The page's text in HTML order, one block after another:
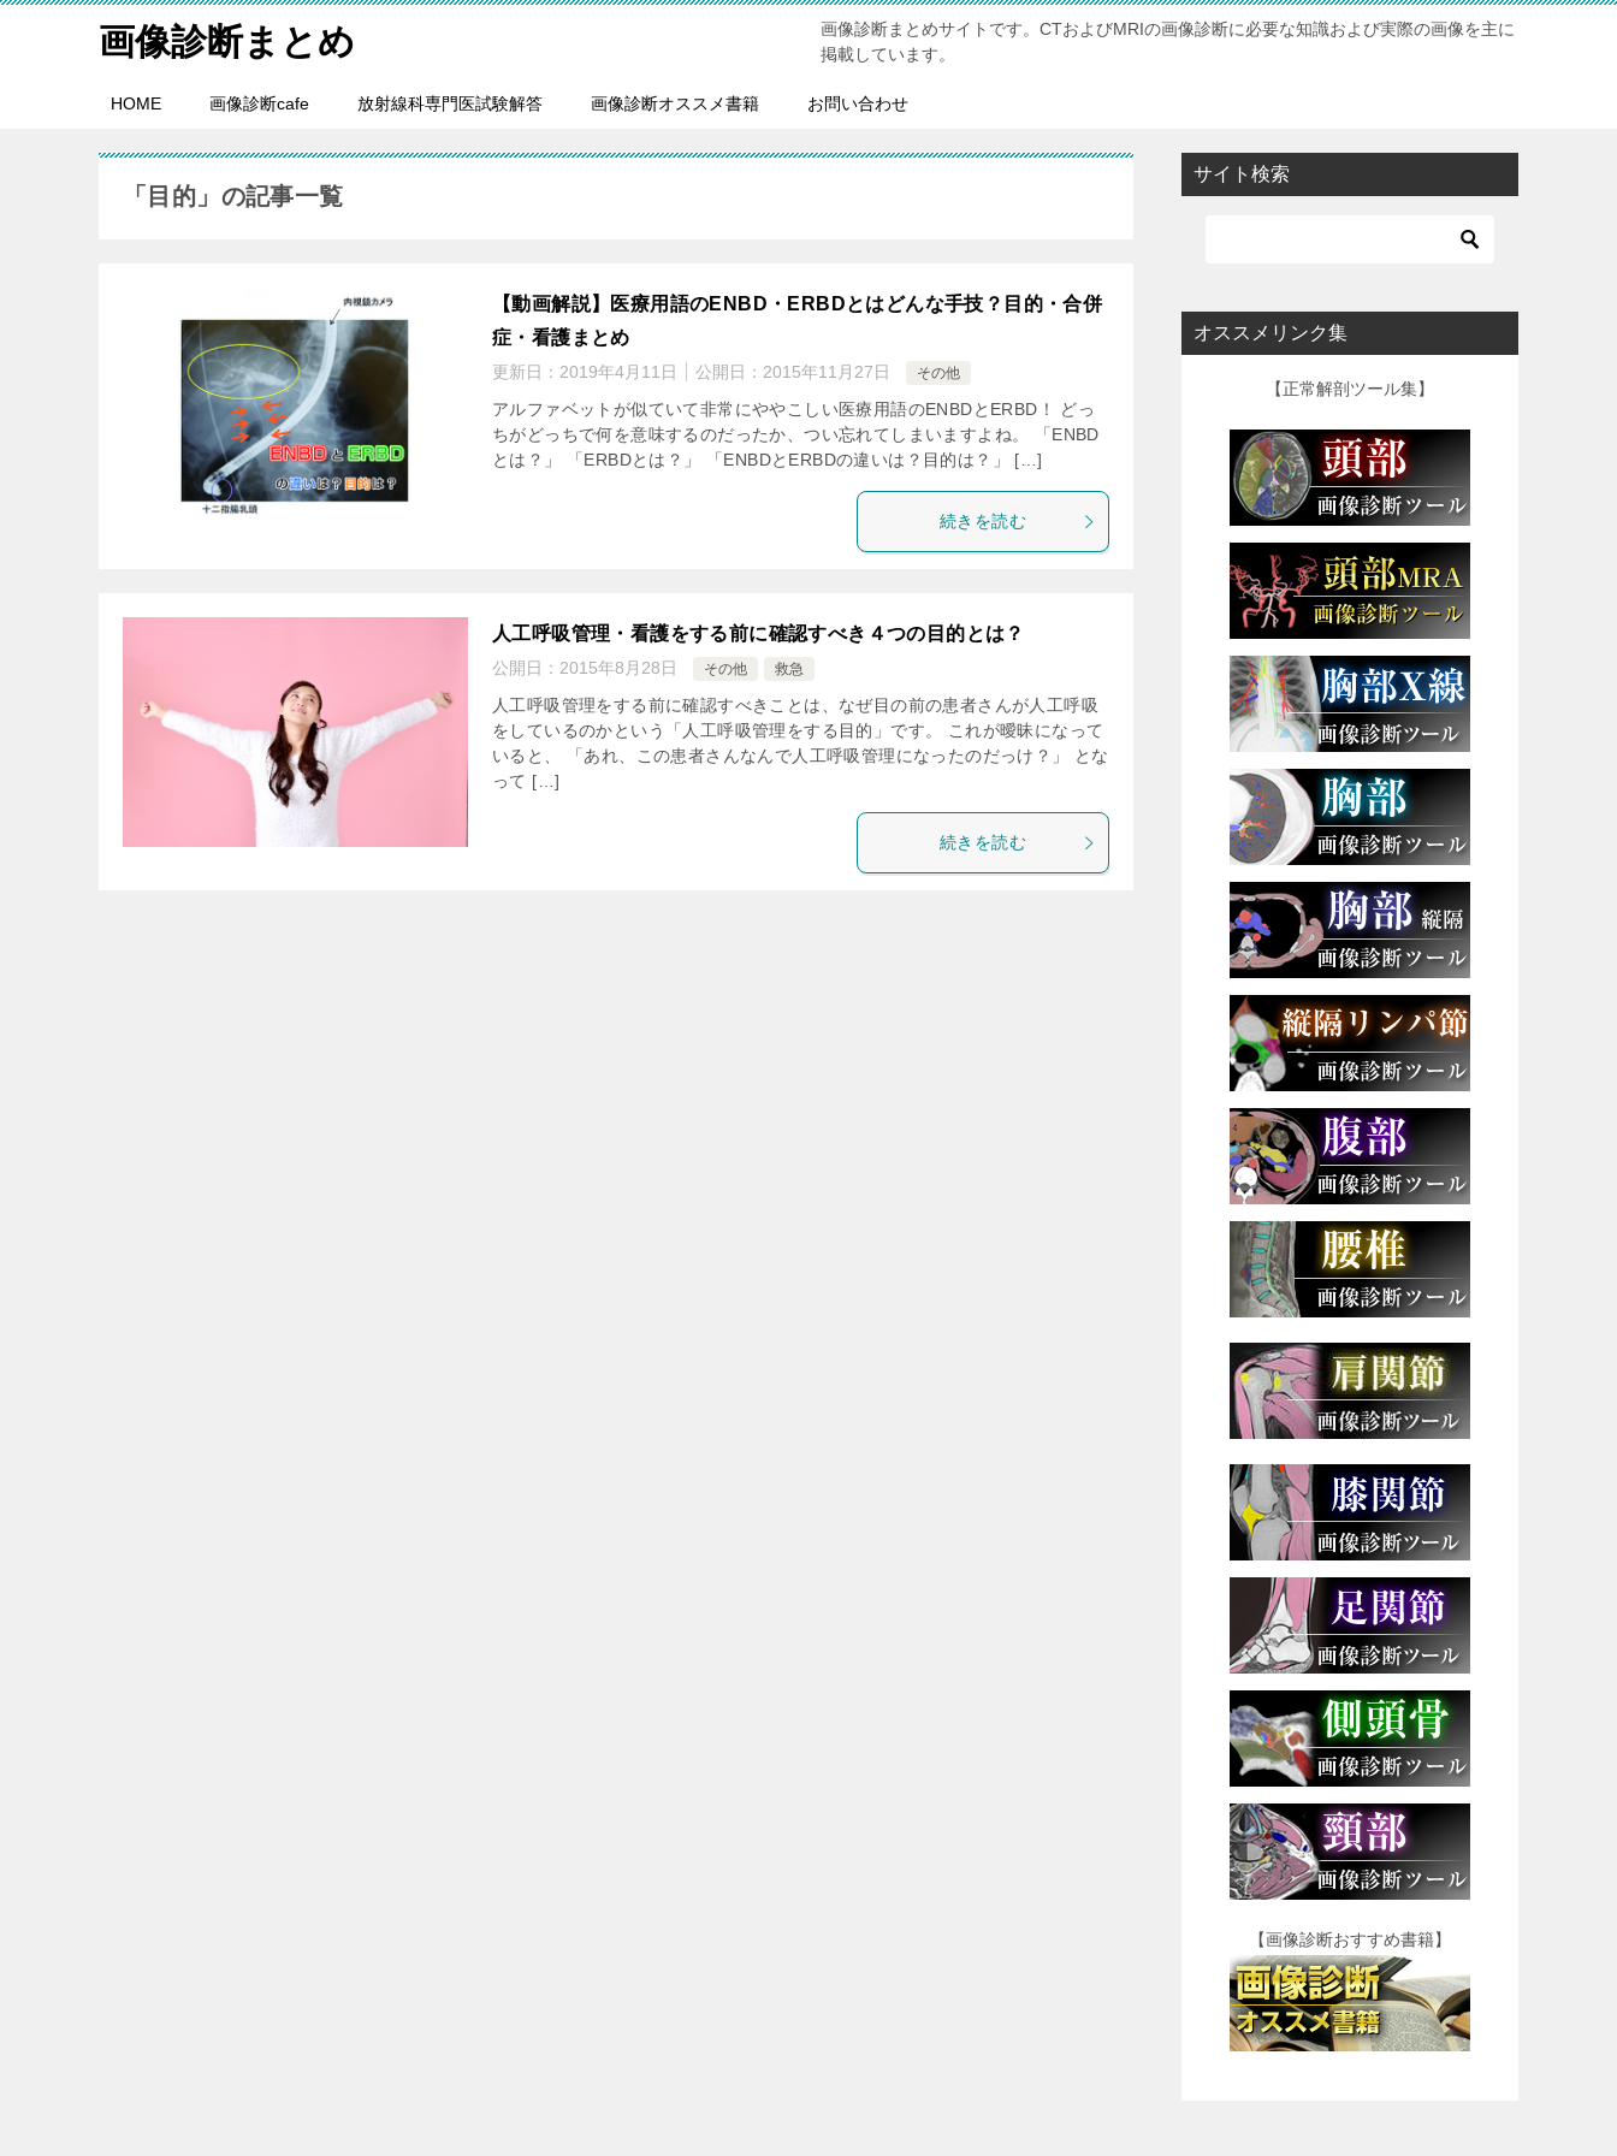
画像診断まとめ
画像診断まとめサイトです。CTおよびMRIの画像診断に必要な知識および実際の画像を主に
掲載しています。
HOME 画像診断cafe 放射線科専門医試験解答 画像診断オススメ書籍 お問い合わせ
「目的」の記事一覧
【動画解説】医療用語のENBD・ERBDとはどんな手技？目的・合併
症・看護まとめ
更新日： 2019年4月11日 公開日： 2015年11月27日 その他
アルファベットが似ていて非常にややこしい医療用語のENBDとERBD！ どっ
ちがどっちで何を意味するのだったか、つい忘れてしまいますよね。 「ENBD
とは？」 「ERBDとは？」 「ENBDとERBDの違いは？目的は？」 […]
続きを読む
人工呼吸管理・看護をする前に確認すべき４つの目的とは？
公開日： 2015年8月28日 その他 救急
人工呼吸管理をする前に確認すべきことは、なぜ目の前の患者さんが人工呼吸
をしているのかという「人工呼吸管理をする目的」です。 これが曖昧になって
いると、 「あれ、この患者さんなんで人工呼吸管理になったのだっけ？」 とな
って […]
続きを読む
サイト検索
オススメリンク集
【正常解剖ツール集】
【画像診断おすすめ書籍】